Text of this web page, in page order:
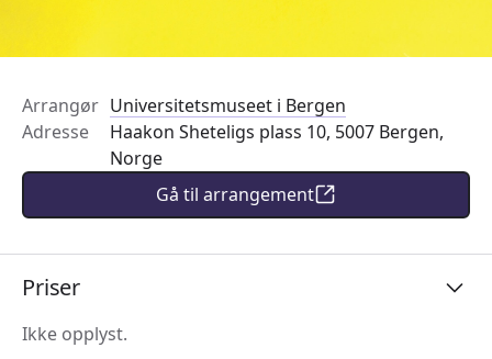
Arrangør Universitetsmuseet i Bergen
Adresse
Haakon Sheteligs plass 10, 5007 Bergen,
Norge
Gå til arrangement
Priser
Ikke opplyst.